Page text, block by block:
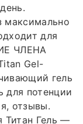
максимально
для
ЧЛЕНА
Gel-
гель
для потенции
отзывы.
Титан Гель —